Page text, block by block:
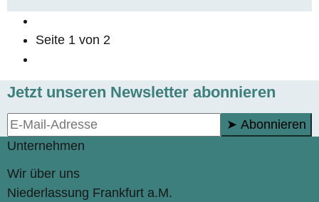
Seite 1 von 2
Jetzt unseren Newsletter abonnieren
➤ Abonnieren
Unternehmen
Wir über uns
Niederlassung Frankfurt a.M.